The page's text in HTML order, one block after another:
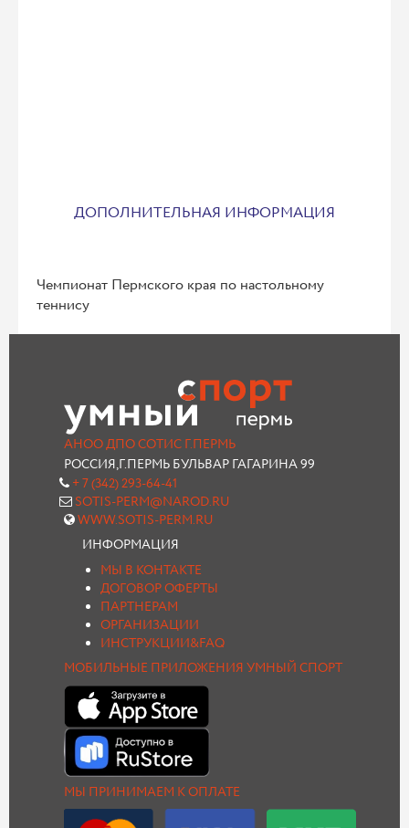
ДОПОЛНИТЕЛЬНАЯ ИНФОРМАЦИЯ
Чемпионат Пермского края по настольному
теннису
АНОО ДПО СОТИС Г.ПЕРМЬ
РОССИЯ,Г.ПЕРМЬ БУЛЬВАР ГАГАРИНА 99
+ 7 (342) 293-64-41
SOTIS-PERM@NAROD.RU
WWW.SOTIS-PERM.RU
ИНФОРМАЦИЯ
МЫ В КОНТАКТЕ
ДОГОВОР ОФЕРТЫ
ПАРТНЕРАМ
ОРГАНИЗАЦИИ
ИНСТРУКЦИИ&FAQ
МОБИЛЬНЫЕ ПРИЛОЖЕНИЯ УМНЫЙ СПОРТ
МЫ ПРИНИМАЕМ К ОПЛАТЕ